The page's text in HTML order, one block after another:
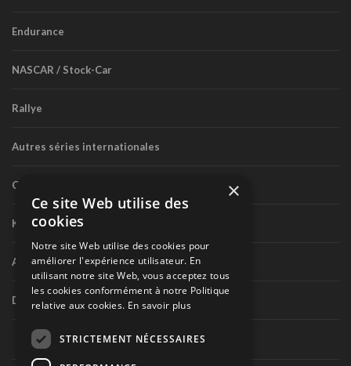
Endurance
NASCAR / Stock-Car
Rallye
Autres séries internationales
Circuit routier canadien
Karting
Autres séries nationales
Divers
×
Ce site Web utilise des
cookies
Notre site Web utilise des cookies pour
améliorer l'expérience utilisateur. En
utilisant notre site Web, vous acceptez tous
les cookies conformément à notre Politique
relative aux cookies. En savoir plus
STRICTEMENT NÉCESSAIRES